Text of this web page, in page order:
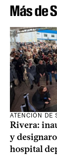
Más de
ATENCIÓN DE
Rivera:
y
hospital